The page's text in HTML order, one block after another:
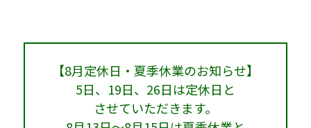
【8月定休日・夏季休業のお知らせ】
5日、19日、26日は定休日と
させていただきます。